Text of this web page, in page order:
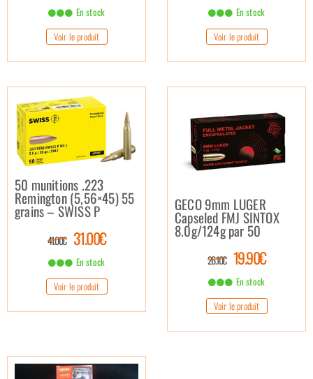
En stock
Voir le produit
En stock
Voir le produit
50 munitions .223
Remington (5,56×45) 55
grains – SWISS P
41.00€ 31.00€
En stock
Voir le produit
GECO 9mm LUGER
Capseled FMJ SINTOX
8.0g/124g par 50
26.10€ 19.90€
En stock
Voir le produit